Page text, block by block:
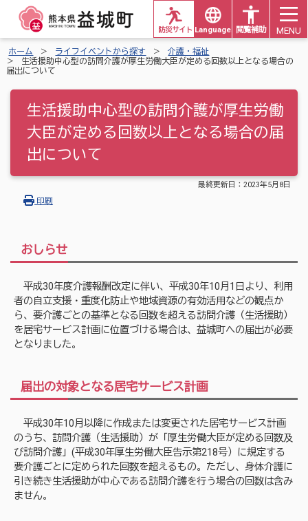
Languages 閲覧補助
防災サイト MENU
ホーム ライフイベントから探す
介護・福祉
生活援助中心型の訪問介護が厚生労働大臣が定める回数以上となる場合の
届出について
生活援助中心型の訪問介護が厚生労働
大臣が定める回数以上となる場合の届
出について
最終更新日： 2023年5月8日
印刷
おしらせ
平成30年度介護報酬改定に伴い、平成30年10月1日より、利用
者の自立支援・重度化防止や地域資源の有効活用などの観点か
ら、要介護ごとの基準となる回数を超える訪問介護（生活援助）
を居宅サービス計画に位置づける場合は、益城町への届出が必要
となりました。
届出の対象となる居宅サービス計画
平成30年10月以降に作成または変更された居宅サービス計画
のうち、訪問介護（生活援助）が「厚生労働大臣が定める回数及
び訪問介護」(平成30年厚生労働大臣告示第218号）に規定する
要介護ごとに定められた回数を超えるもの。ただし、身体介護に
引き続き生活援助が中心である訪問介護を行う場合の回数は含み
ません。